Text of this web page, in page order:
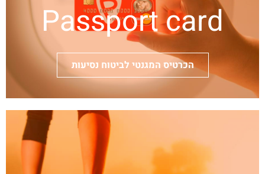
Passport card
הכרטיס המגנטי לביטוח נסיעות